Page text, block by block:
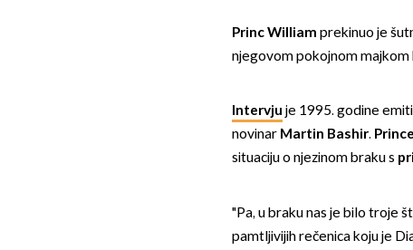
Princ William prekinuo je
njegovom pokojnom majkom
Intervju je 1995. godine
novinar Martin Bashir.
situaciju o njezinom braku s
"Pa, u braku nas je bilo troje
pamtljivijih rečenica koju je